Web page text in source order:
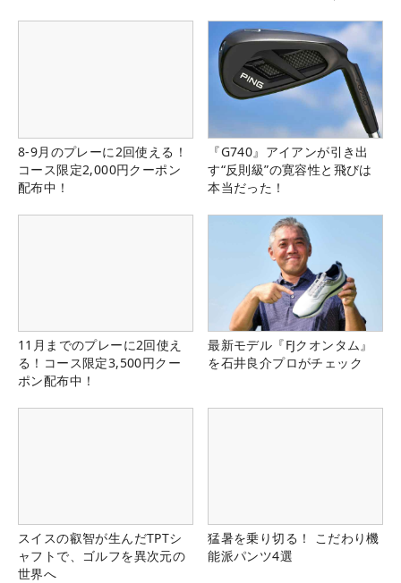
8-9月のプレーに2回使える！
コース限定2,000円クーポン
配布中！
『G740』アイアンが引き出
す“反則級”の寛容性と飛びは
本当だった！
11月までのプレーに2回使え
る！コース限定3,500円クー
ポン配布中！
最新モデル『FJクオンタム』
を石井良介プロがチェック
スイスの叡智が生んだTPTシ
ャフトで、ゴルフを異次元の
世界へ
猛暑を乗り切る！ こだわり機
能派パンツ4選